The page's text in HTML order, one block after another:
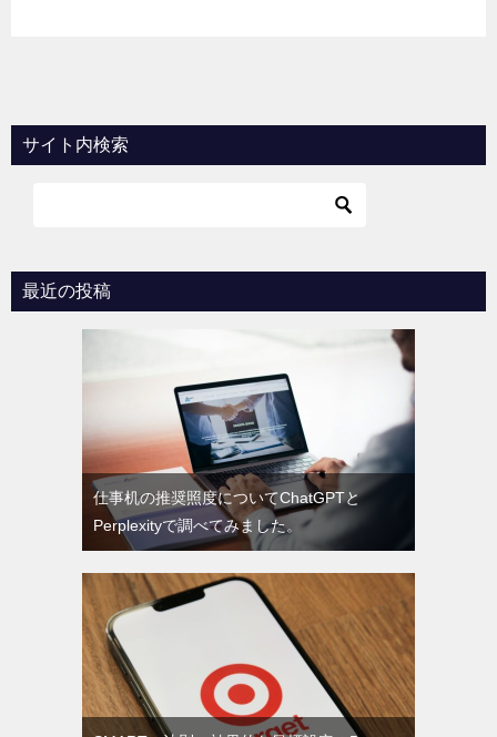
サイト内検索
最近の投稿
仕事机の推奨照度についてChatGPTと
Perplexityで調べてみました。